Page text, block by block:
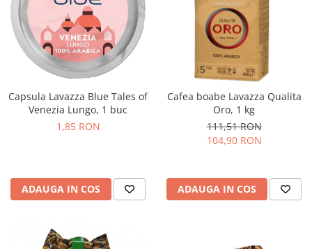
Capsula Lavazza Blue Tales of
Venezia Lungo, 1 buc
1,85 RON
ADAUGA IN COS
Cafea boabe Lavazza Qualita
Oro, 1 kg
111,51 RON
104,90 RON
ADAUGA IN COS